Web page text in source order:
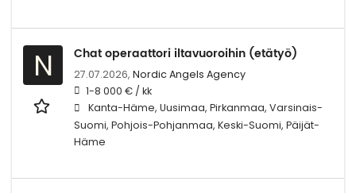
N Chat operaattori iltavuoroihin (etätyö)
27.07.2026, Nordic Angels Agency
1-8 000 € / kk
Kanta-Häme, Uusimaa, Pirkanmaa, Varsinais-
Suomi, Pohjois-Pohjanmaa, Keski-Suomi, Päijät-
Häme